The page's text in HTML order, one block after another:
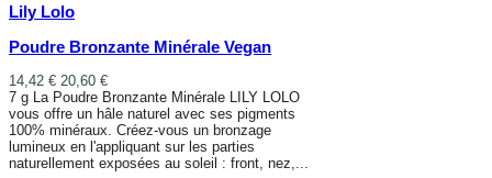
Lily Lolo
Poudre Bronzante Minérale Vegan
14,42 € 20,60 €
7 g La Poudre Bronzante Minérale LILY LOLO
vous offre un hâle naturel avec ses pigments
100% minéraux. Créez-vous un bronzage
lumineux en l'appliquant sur les parties
naturellement exposées au soleil : front, nez,...